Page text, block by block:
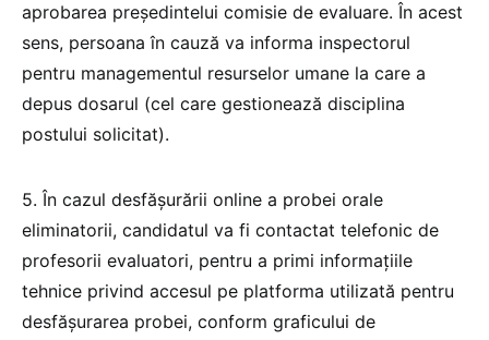
aprobarea președintelui comisie de evaluare. În acest
sens, persoana în cauză va informa inspectorul
pentru managementul resurselor umane la care a
depus dosarul (cel care gestionează disciplina
postului solicitat).
5. În cazul desfășurării online a probei orale
eliminatorii, candidatul va fi contactat telefonic de
profesorii evaluatori, pentru a primi informațiile
tehnice privind accesul pe platforma utilizată pentru
desfășurarea probei, conform graficului de